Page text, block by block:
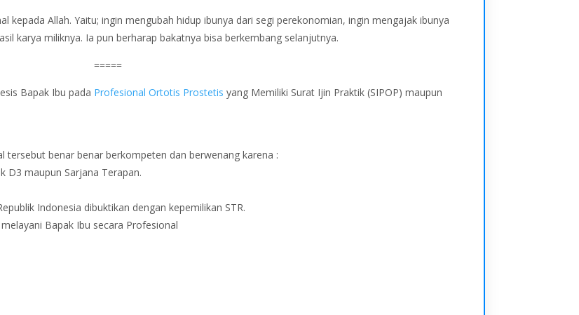
kepada Allah. Yaitu; ingin mengubah hidup ibunya dari segi perekonomian, ingin mengajak ibunya
karya miliknya. Ia pun berharap bakatnya bisa berkembang selanjutnya.
=====
Bapak Ibu pada Profesional Ortotis Prostetis yang Memiliki Surat Ijin Praktik (SIPOP) maupun
tersebut benar benar berkompeten dan berwenang karena :
D3 maupun Sarjana Terapan.
Indonesia dibuktikan dengan kepemilikan STR.
Bapak Ibu secara Profesional